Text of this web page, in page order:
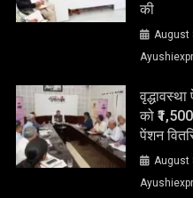
की
August
को
पेंशन
August